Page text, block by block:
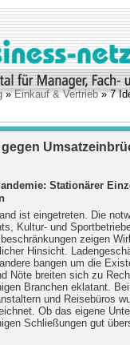
»Einkauf & Vertrieb» 7
gegen
Stationärer
ist eingetreten. Die
Kultur- und
zeigen
Hinsicht.
bangen um die
Nöte breiten sich zu
Branchen eklatant.
und Reisebüros
Ob das eigene
Schließungen gut